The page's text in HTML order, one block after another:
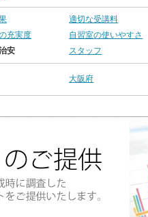
適切な受講料
充実度
自習室の使いやすさ
安
スタッフ
大阪府